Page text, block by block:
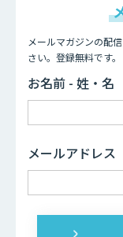
メールマガジンの配
さい。登録無料です。
お名前 - 姓・名
メールアドレス